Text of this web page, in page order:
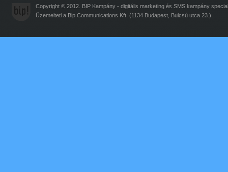
Copyright © 2012. BIP Kampány - digitális marketing és SMS kampány
Üzemelteti a Bip Communications Kft. (1134 Budapest, Bulcsú utca 23.)